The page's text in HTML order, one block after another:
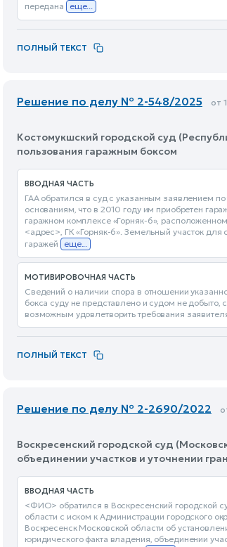
передана
еще...
ПОЛНЫЙ ТЕКСТ
Решение по делу № 2-548/2025 от
Костомукшский городской суд
пользования гаражным боксом
ВВОДНАЯ ЧАСТЬ
ГАА обратился в суд с указанным заявлением по
основаниям, что в 2010 году им приобретен
гаражном комплексе «Горняк-6»,
<адрес>, ГК «Горняк-6». Земельный участок для
гаражей
еще...
МОТИВИРОВОЧНАЯ ЧАСТЬ
Сведений о наличии спора в отношении
бокса суду не представлено и судом не добыто,
возможным удовлетворить требования
ПОЛНЫЙ ТЕКСТ
Решение по делу № 2-2690/2022
Воскресенский городской суд
объединении участков и уточнении
ВВОДНАЯ ЧАСТЬ
<ФИО> обратился в Воскресенский городской
области с иском к Администрации городского
Воскресенск Московской области об
юридического факта владения, объединении